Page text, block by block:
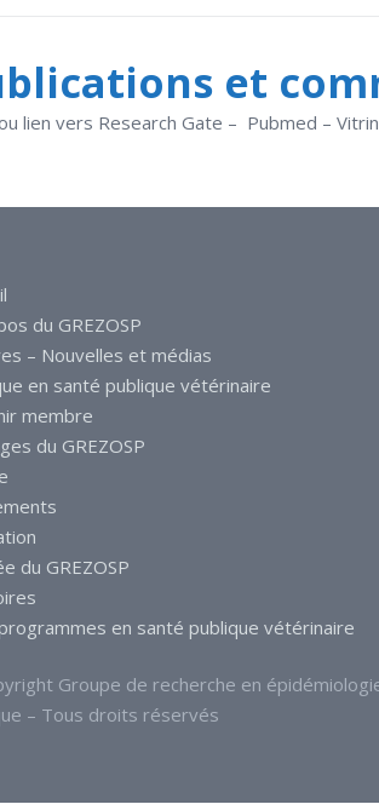
et
lien vers Research Gate – Pubmed –
du GREZOSP
– Nouvelles et médias
en santé publique vétérinaire
membre
du GREZOSP
du GREZOSP
en santé publique vétérinaire
Groupe de recherche en
– Tous droits réservés